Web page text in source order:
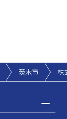
茨木市 株